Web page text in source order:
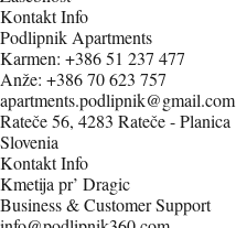
Kontakt Info
Podlipnik Apartments
Karmen: +386 51 237 477
Anže: +386 70 623 757
apartments.podlipnik@gmail.com
Rateče 56, 4283 Rateče - Planica
Slovenia
Kontakt Info
Kmetija pr’ Dragic
Business & Customer Support